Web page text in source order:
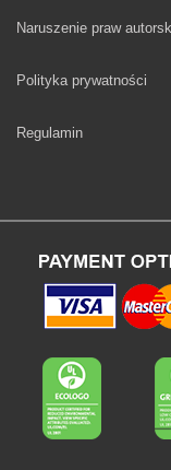
Naruszenie praw
Polityka prywatności
Regulamin